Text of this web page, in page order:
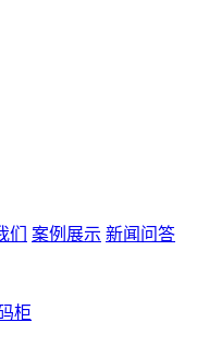
们 案例展示 新闻问答
柜